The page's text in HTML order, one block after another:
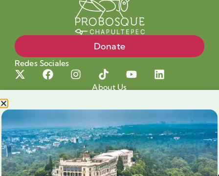
Donate
Redes Sociales
About Us
Our cause
Shop for a cause
Blog
Chapultepec Volunteering